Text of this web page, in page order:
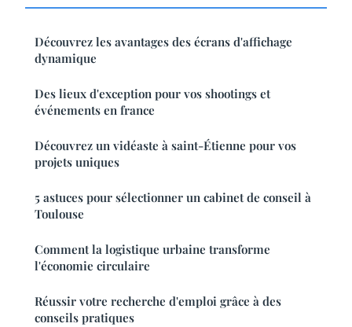
Découvrez les avantages des écrans d'affichage
dynamique
Des lieux d'exception pour vos shootings et
événements en france
Découvrez un vidéaste à saint-Étienne pour vos
projets uniques
5 astuces pour sélectionner un cabinet de conseil à
Toulouse
Comment la logistique urbaine transforme
l'économie circulaire
Réussir votre recherche d'emploi grâce à des
conseils pratiques